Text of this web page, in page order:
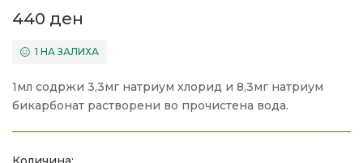
440 ден
1 НА ЗАЛИХА
1мл содржи 3,3мг натриум хлорид и 8,3мг натриум
бикарбонат растворени во прочистена вода.